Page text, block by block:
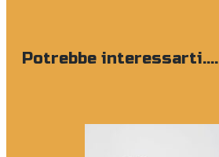
Potrebbe interessarti....